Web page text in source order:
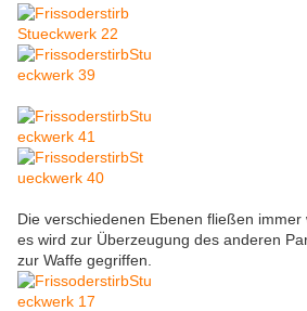
Die verschiedenen Ebenen fließen
es wird zur Überzeugung des anderen
zur Waffe gegriffen.